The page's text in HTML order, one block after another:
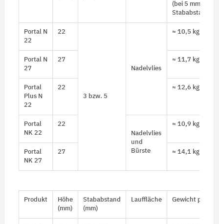
(bei 5 mm
Stababstand)
Portal N
22
22
3 bzw. 5
Nadelvlies
≈ 10,5 kg
Portal N
27
27 ≈ 11,7 kg
Portal
Plus N
22
22 ≈ 12,6 kg
Portal
NK 22
22
Nadelvlies
und
Bürste
≈ 10,9 kg
Portal
NK 27
27 ≈ 14,1 kg
Produkt
Höhe
(mm)
Stababstand
(mm)
Lauffläche Gewicht pro m